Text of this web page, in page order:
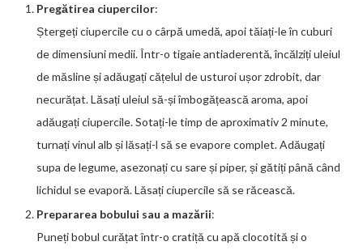
Pregătirea ciupercilor:
Ștergeți ciupercile cu o cârpă umedă, apoi tăiați-le în cuburi
de dimensiuni medii. Într-o tigaie antiaderentă, încălziți uleiul
de măsline și adăugați cățelul de usturoi ușor zdrobit, dar
necurățat. Lăsați uleiul să-și îmbogățească aroma, apoi
adăugați ciupercile. Sotați-le timp de aproximativ 2 minute,
turnați vinul alb și lăsați-l să se evapore complet. Adăugați
supa de legume, asezonați cu sare și piper, și gătiți până când
lichidul se evaporă. Lăsați ciupercile să se răcească.
Prepararea bobului sau a mazării:
Puneți bobul curățat într-o cratiță cu apă clocotită și o